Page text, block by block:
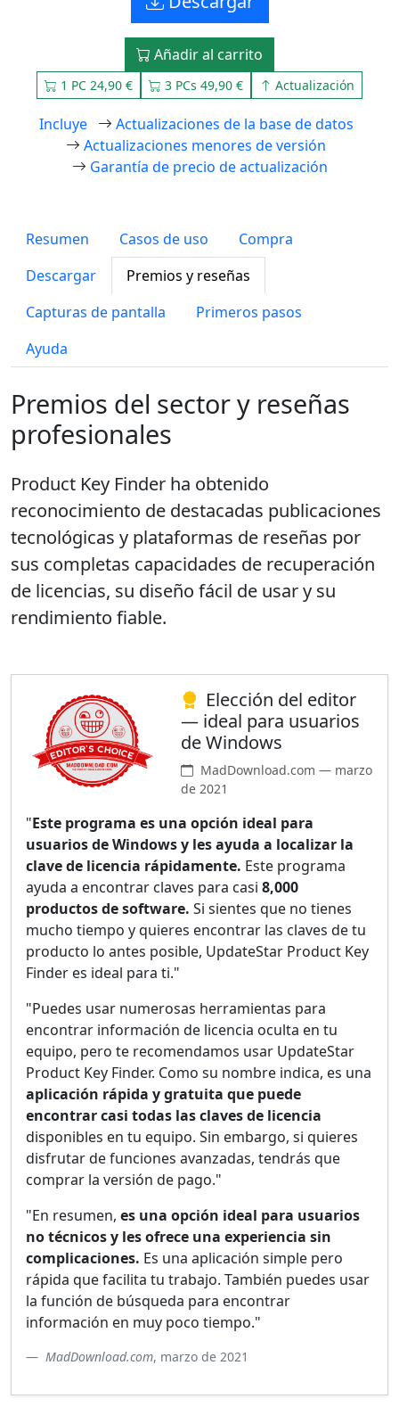
Añadir al carrito
1 PC 24,90 € 3 PCs 49,90 € Actualización
Incluye
Actualizaciones de la base de datos
Actualizaciones menores de versión
Garantía de precio de actualización
Resumen Casos de uso
Compra
Descargar
Premios y reseñas
Capturas de pantalla
Primeros pasos
Ayuda
Premios del sector y reseñas
profesionales
Product Key Finder ha obtenido
reconocimiento de destacadas publicaciones
tecnológicas y plataformas de reseñas por
sus completas capacidades de recuperación
de licencias, su diseño fácil de usar y su
rendimiento fiable.
Elección del editor
— ideal para usuarios
de Windows
MadDownload.com — marzo
de 2021
"Este programa es una opción ideal para
usuarios de Windows y les ayuda a localizar la
clave de licencia rápidamente. Este programa
ayuda a encontrar claves para casi 8,000
productos de software. Si sientes que no tienes
mucho tiempo y quieres encontrar las claves de tu
producto lo antes posible, UpdateStar Product Key
Finder es ideal para ti."
"Puedes usar numerosas herramientas para
encontrar información de licencia oculta en tu
equipo, pero te recomendamos usar UpdateStar
Product Key Finder. Como su nombre indica, es una
aplicación rápida y gratuita que puede
encontrar casi todas las claves de licencia
disponibles en tu equipo. Sin embargo, si quieres
disfrutar de funciones avanzadas, tendrás que
comprar la versión de pago."
"En resumen, es una opción ideal para usuarios
no técnicos y les ofrece una experiencia sin
complicaciones. Es una aplicación simple pero
rápida que facilita tu trabajo. También puedes usar
la función de búsqueda para encontrar
información en muy poco tiempo."
MadDownload.com, marzo de 2021